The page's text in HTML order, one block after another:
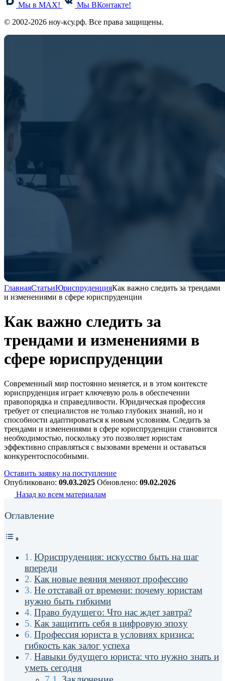
Мы в MAX!
Мы ВКонтакте!
© 2002-2026 ноу-ксу.рф. Все права защищены.
ГлавнаяСтатьиЮриспруденцияКак важно следить за трендами
и изменениями в сфере юриспруденции
Как важно следить за
трендами и изменениями в
сфере юриспруденции
Современный мир постоянно меняется, и в этом контексте
юриспруденция играет ключевую роль в обеспечении
правопорядка и справедливости. Юридическая профессия
требует от специалистов не только глубоких знаний, но и
способности адаптироваться к новым условиям. Следить за
трендами и изменениями в сфере юриспруденции становится
необходимостью, поскольку это позволяет юристам
эффективно справляться с вызовами времени и оставаться
конкурентоспособными.
Оставить заявку на поступление
Опубликовано: 09.03.2025 Обновлено: 09.02.2026
Назад ко всем материалам
Оглавление
Юриспруденция: искусство быть на шаг
впереди
Как новые веяния меняют профессию
Не отставай от времени: почему юристам
нужно быть гибкими
Право будущего: Что нас ждет завтра?
Как защитить себя в цифровую эпоху
Профессия юриста в условиях кризиса:
гибкость как залог успеха
Навыки будущего юриста: что нужно знать и
уметь сегодня